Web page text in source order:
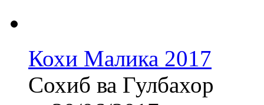
Кохи Малика 2017
Сохиб ва Гулбахор